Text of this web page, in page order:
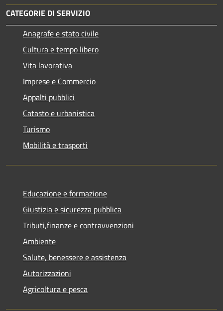
CATEGORIE DI SERVIZIO
Anagrafe e stato civile
Cultura e tempo libero
Vita lavorativa
Imprese e Commercio
Appalti pubblici
Catasto e urbanistica
Turismo
Mobilità e trasporti
Educazione e formazione
Giustizia e sicurezza pubblica
Tributi,finanze e contravvenzioni
Ambiente
Salute, benessere e assistenza
Autorizzazioni
Agricoltura e pesca